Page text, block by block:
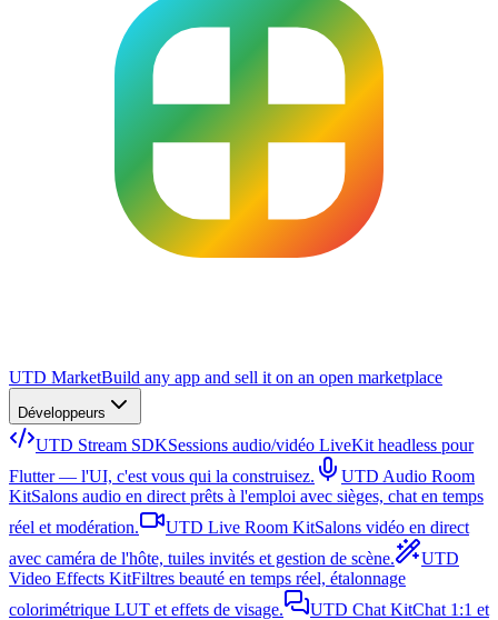
UTD MarketBuild any app and sell it on an open marketplace
Développeurs
UTD Stream SDKSessions audio/vidéo LiveKit headless pour
Flutter — l'UI, c'est vous qui la construisez.
UTD Audio Room
KitSalons audio en direct prêts à l'emploi avec sièges, chat en temps
réel et modération.
UTD Live Room KitSalons vidéo en direct
avec caméra de l'hôte, tuiles invités et gestion de scène.
UTD
Video Effects KitFiltres beauté en temps réel, étalonnage
colorimétrique LUT et effets de visage.
UTD Chat KitChat 1:1 et